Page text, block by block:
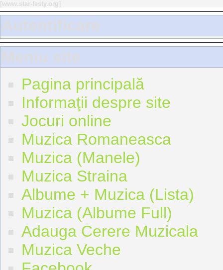
Autentificare
Meniu site
Pagina principală
Informaţii despre site
Jocuri online
Muzica Romaneasca
Muzica (Manele)
Muzica Straina
Albume + Muzica (Lista)
Muzica (Albume Full)
Adauga Cerere Muzicala
Muzica Veche